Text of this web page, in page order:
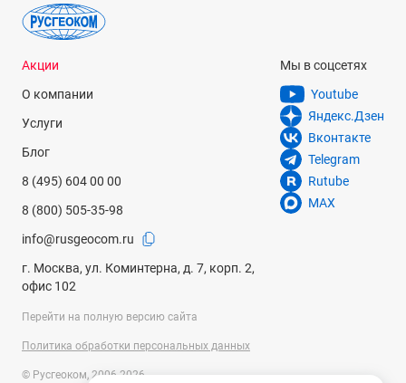
Акции
О компании
Услуги
Блог
8 (495) 604 00 00
8 (800) 505-35-98
info@rusgeocom.ru
г. Москва, ул. Коминтерна, д. 7, корп. 2,
офис 102
Мы в соцсетях
Youtube
Яндекс.Дзен
Вконтакте
Telegram
Rutube
MAX
Перейти на полную версию сайта
Политика обработки персональных данных
© Русгеоком, 2006-2026